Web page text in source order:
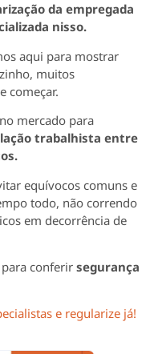
da empregada
nisso.
aqui para mostrar
muitos
começar.
mercado para
trabalhista entre
equívocos comuns e
todo, não correndo
em decorrência de
conferir segurança
e regularize já!